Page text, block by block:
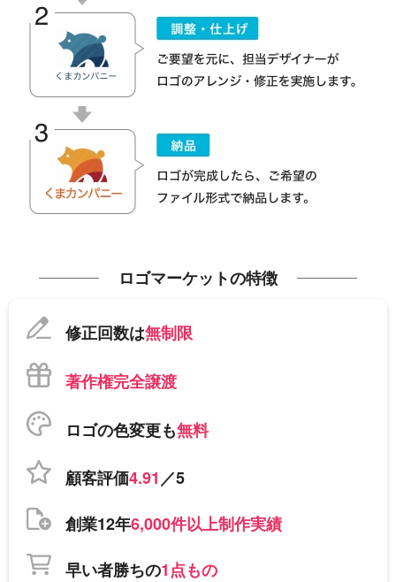
ロゴマーケットの特徴
修正回数は無制限
著作権完全譲渡
ロゴの色変更も無料
顧客評価4.91／5
創業12年6,000件以上制作実績
早い者勝ちの1点もの